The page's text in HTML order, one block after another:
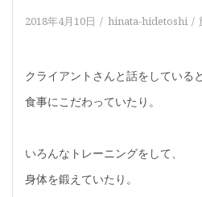
2018年4月10日 hinata-hidetoshi
クライアントさんと話をしていると
食事にこだわっていたり。
いろんなトレーニングをして、
身体を鍛えていたり。